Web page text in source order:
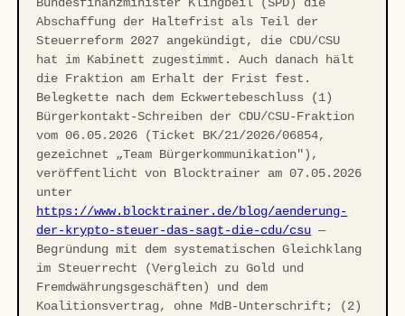
Bundesfinanzminister Klingbeil (SPD) die
Abschaffung der Haltefrist als Teil der
Steuerreform 2027 angekündigt, die CDU/CSU
hat im Kabinett zugestimmt. Auch danach hält
die Fraktion am Erhalt der Frist fest.
Belegkette nach dem Eckwertebeschluss (1)
Bürgerkontakt-Schreiben der CDU/CSU-Fraktion
vom 06.05.2026 (Ticket BK/21/2026/06854,
gezeichnet „Team Bürgerkommunikation"),
veröffentlicht von Blocktrainer am 07.05.2026
unter
https://www.blocktrainer.de/blog/aenderung-
der-krypto-steuer-das-sagt-die-cdu/csu —
Begründung mit dem systematischen Gleichklang
im Steuerrecht (Vergleich zu Gold und
Fremdwährungsgeschäften) und dem
Koalitionsvertrag, ohne MdB-Unterschrift; (2)